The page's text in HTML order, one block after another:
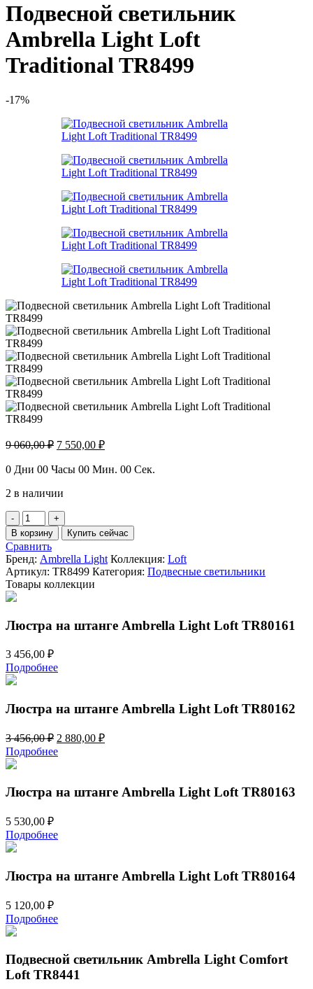
Подвесной светильник
Ambrella Light Loft
Traditional TR8499
-17%
9 060,00₽ Первоначальная
составляла
060,00 ₽.
7 550,00 ₽Текущая
7
0 Дни 00 Часы 00 Мин. 00 Сек.
2 в наличии
Количество
товара
Подвесной
светильник
Ambrella
Light
Loft
В корзину Купить сейчас
Сравнить
Бренд: Ambrella Light Коллекция: Loft
Артикул: TR8499 Категория: Подвесные светильники
Товары коллекции
Люстра на штанге Ambrella Light Loft TR80161
3 456,00 ₽
Подробнее
Люстра на штанге Ambrella Light Loft TR80162
3 456,00₽ Первоначальная
цена
составляла
456,00 ₽.
2 880,00 ₽Текущая
Подробнее
Люстра на штанге Ambrella Light Loft TR80163
5 530,00 ₽
Подробнее
Люстра на штанге Ambrella Light Loft TR80164
5 120,00 ₽
Подробнее
Подвесной светильник Ambrella Light Comfort
Loft TR8441